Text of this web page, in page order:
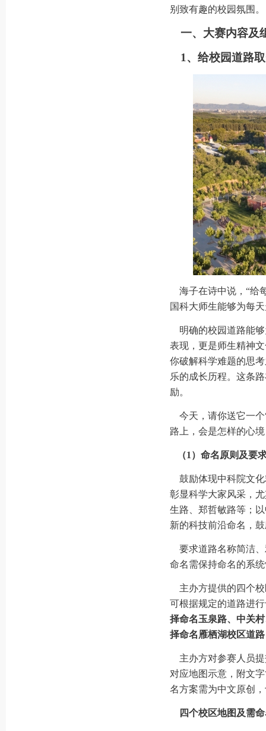
别致有趣的校园氛围。
一、大赛内容及
1、给校园道路
海子在诗中说，“给
国科大师生能够为每
明确的校园道路能够
表现，更是师生精神
你破解科学难题的思
乐的成长历程。这条
励。
今天，请你送它一个
路上，会是怎样的心
（1）命名原则及要
鼓励体现中科院文化
彰显科学大家风采，
生路、郑哲敏路等；
新的科技前沿命名，
要求道路名称简洁、
命名需保持命名的系
主办方提供的四个校
可根据规定的道路进
择命名玉泉路、中关
择命名雁栖湖校区道
主办方对参赛人员
对应地图示意，附文
名方案需为中文原创
四个校区地图及需